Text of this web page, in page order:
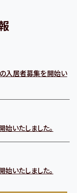
入居者募集を開始い
いたしました。
いたしました。